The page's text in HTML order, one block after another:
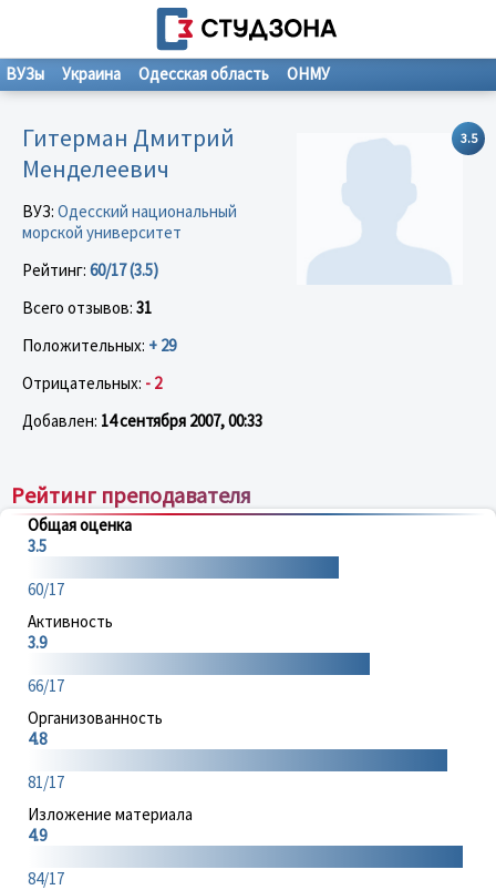
ВУЗы Украина Одесская область ОНМУ
3.5
Гитерман Дмитрий
Менделеевич
ВУЗ: Одесский национальный
морской университет
Рейтинг: 60/17 (3.5)
Всего отзывов: 31
Положительных: + 29
Отрицательных: - 2
Добавлен: 14 сентября 2007, 00:33
Рейтинг преподавателя
Общая оценка
3.5
60/17
Активность
3.9
66/17
Организованность
4.8
81/17
Изложение материала
4.9
84/17